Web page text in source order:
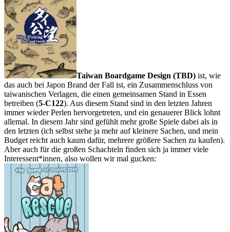
Taiwan Boardgame Design (TBD) ist, wie
das auch bei Japon Brand der Fall ist, ein Zusammenschluss von
taiwanischen Verlagen, die einen gemeinsamen Stand in Essen
betreiben (5-C122). Aus diesem Stand sind in den letzten Jahren
immer wieder Perlen hervorgetreten, und ein genauerer Blick lohnt
allemal. In diesem Jahr sind gefühlt mehr große Spiele dabei als in
den letzten (ich selbst stehe ja mehr auf kleinere Sachen, und mein
Budget reicht auch kaum dafür, mehrere größere Sachen zu kaufen).
Aber auch für die großen Schachteln finden sich ja immer viele
Interessent*innen, also wollen wir mal gucken: